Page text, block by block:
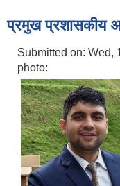
प्रमुख प्रशासकीय
Submitted on: Wed,
photo: